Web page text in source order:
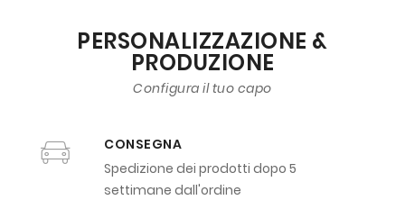
PERSONALIZZAZIONE &
PRODUZIONE
Configura il tuo capo
CONSEGNA
Spedizione dei prodotti dopo 5
settimane dall'ordine